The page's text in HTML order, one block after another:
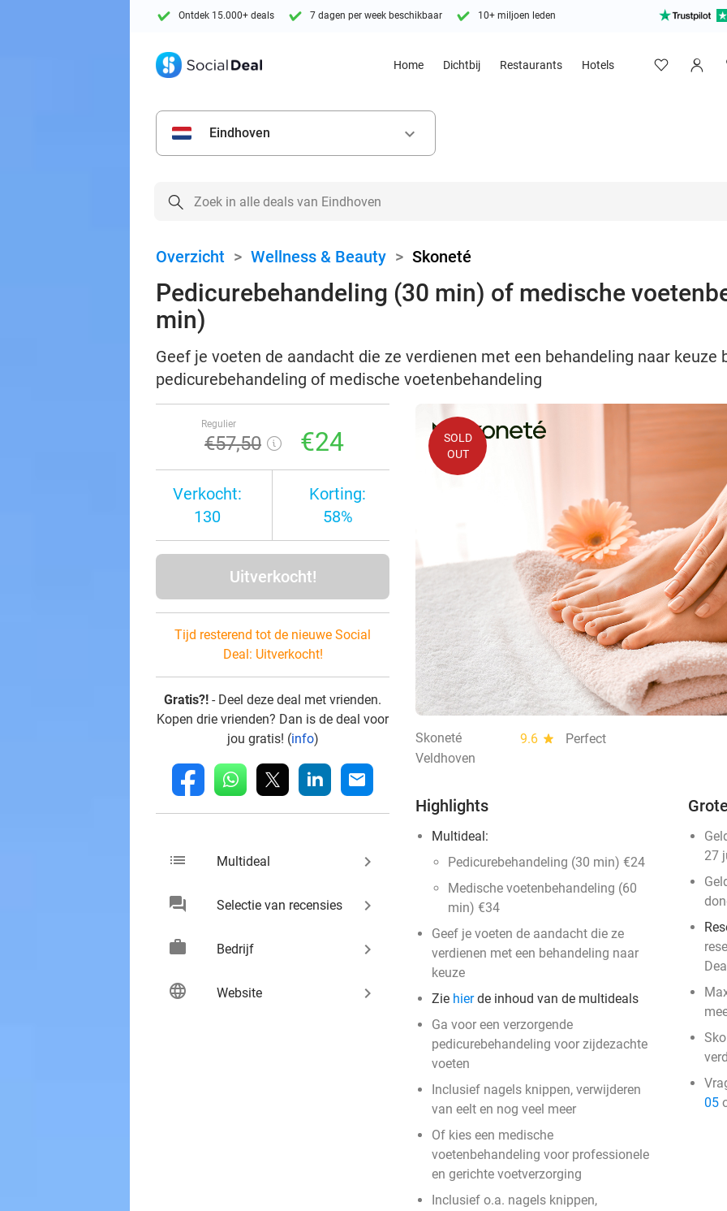
Ontdek 15.000+ deals 7 dagen per week beschikbaar 10+ miljoen leden
Home Dichtbij Restaurants Hotels
Eindhoven keyboard_arrow_down
Overzicht > Wellness & Beauty > Skoneté
Pedicurebehandeling (30 min) of medische
min)
Geef je voeten de aandacht die ze verdienen met een behandeling naar keuze
pedicurebehandeling of medische voetenbehandeling
Regulier
€57,50 €24
Verkocht:
130
Korting:
58%
Uitverkocht!
Tijd resterend tot de nieuwe Social
Deal: Uitverkocht!
Gratis?! - Deel deze deal met vrienden.
Kopen drie vrienden? Dan is de deal voor
jou gratis! (info)
fb whatsapp linkedin mail
list Multideal keyboard_arrow_right
chat Selectie van recensies keyboard_arrow_right
work Bedrijf keyboard_arrow_right
language Website keyboard_arrow_right
SOLD
OUT
Skoneté 9.6 star
Perfect
Veldhoven
Highlights
Multideal:
Pedicurebehandeling (30 min) €24
Medische voetenbehandeling (60
min) €34
Geef je voeten de aandacht die ze
verdienen met een behandeling naar
keuze
Zie hierde inhoud van de multideals
Ga voor een verzorgende
pedicurebehandeling voor zijdezachte
voeten
Inclusief nagels knippen, verwijderen
van eelt en nog veel meer
Of kies een medische
voetenbehandeling voor professionele
en gerichte voetverzorging
Inclusief o.a. nagels knippen,
27
05